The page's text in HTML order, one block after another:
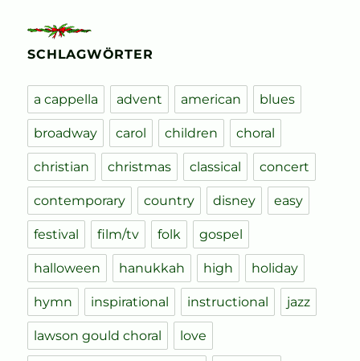
SCHLAGWÖRTER
a cappella advent american blues
broadway carol children choral
christian christmas classical concert
contemporary country disney easy
festival film/tv folk gospel
halloween hanukkah high holiday
hymn inspirational instructional jazz
lawson gould choral love